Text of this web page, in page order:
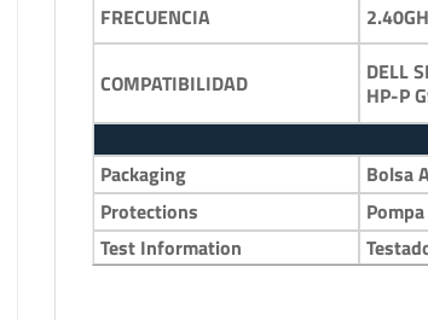
FRECUENCIA
COMPATIBILIDAD
DELL
HP-P
Packaging
Bolsa
Protections
Test Information